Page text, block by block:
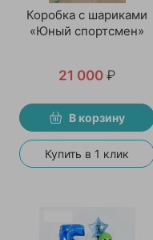
Коробка с шариками
«Юный спортсмен»
21 000 ₽
В корзину
Купить в 1 клик